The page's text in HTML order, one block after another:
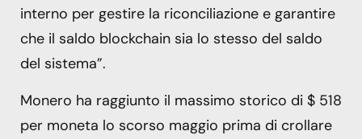
interno per gestire la riconciliazione e garantire
che il saldo blockchain sia lo stesso del saldo
del sistema”.
Monero ha raggiunto il massimo storico di $ 518
per moneta lo scorso maggio prima di crollare